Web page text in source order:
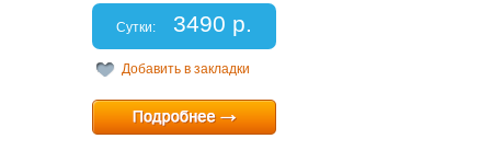
Спальных мест: 2+2
Отчетные документы: есть
Сутки: 3490 р.
Добавить в закладки
Минимальный срок:1 суток
Расчетный час:12:00